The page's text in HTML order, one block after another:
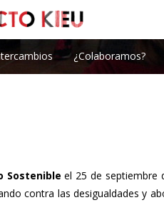
¿Colaboramos?
Sostenible el 25 de septiembre
contra las desigualdades y